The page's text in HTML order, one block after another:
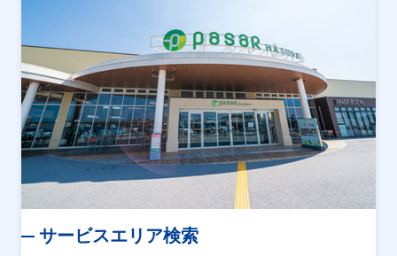
サービスエリア検索